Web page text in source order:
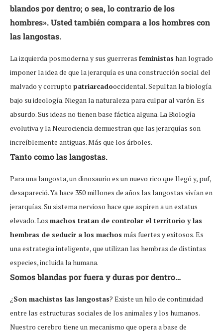
blandos por dentro; o sea, lo contrario de los
hombres». Usted también compara a los hombres con
las langostas.
La izquierda posmoderna y sus guerreras feministas han logrado
imponer la idea de que la jerarquía es una construcción social del
malvado y corrupto patriarcadooccidental. Sepultan la biología
bajo su ideología. Niegan la naturaleza para culpar al varón. Es
absurdo. Sus ideas no tienen base fáctica alguna. La Biología
evolutiva y la Neurociencia demuestran que las jerarquías son
increíblemente antiguas. Más que los árboles.
Tanto como las langostas.
Para una langosta, un dinosaurio es un nuevo rico que llegó y, puf,
desapareció. Ya hace 350 millones de años las langostas vivían en
jerarquías. Su sistema nervioso hace que aspiren a un estatus
elevado. Los machos tratan de controlar el territorio y las
hembras de seducir a los machos más fuertes y exitosos. Es
una estrategia inteligente, que utilizan las hembras de distintas
especies, incluida la humana.
Somos blandas por fuera y duras por dentro…
¿Son machistas las langostas? Existe un hilo de continuidad
entre las estructuras sociales de los animales y los humanos.
Nuestro cerebro tiene un mecanismo que opera a base de